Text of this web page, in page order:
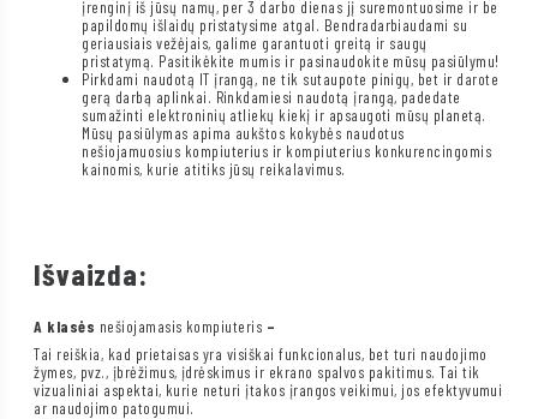
įrenginį iš jūsų namų, per 3 darbo dienas jį suremontuosime ir be
papildomų išlaidų pristatysime atgal. Bendradarbiaudami su
geriausiais vežėjais, galime garantuoti greitą ir saugų
pristatymą. Pasitikėkite mumis ir pasinaudokite mūsų pasiūlymu!
Pirkdami naudotą IT įrangą, ne tik sutaupote pinigų, bet ir darote
gerą darbą aplinkai. Rinkdamiesi naudotą įrangą, padedate
sumažinti elektroninių atliekų kiekį ir apsaugoti mūsų planetą.
Mūsų pasiūlymas apima aukštos kokybės naudotus
nešiojamuosius kompiuterius ir kompiuterius konkurencingomis
kainomis, kurie atitiks jūsų reikalavimus.
Išvaizda:
A klasės nešiojamasis kompiuteris –
Tai reiškia, kad prietaisas yra visiškai funkcionalus, bet turi naudojimo
žymes, pvz., įbrėžimus, įdrėskimus ir ekrano spalvos pakitimus. Tai tik
vizualiniai aspektai, kurie neturi įtakos įrangos veikimui, jos efektyvumui
ar naudojimo patogumui.